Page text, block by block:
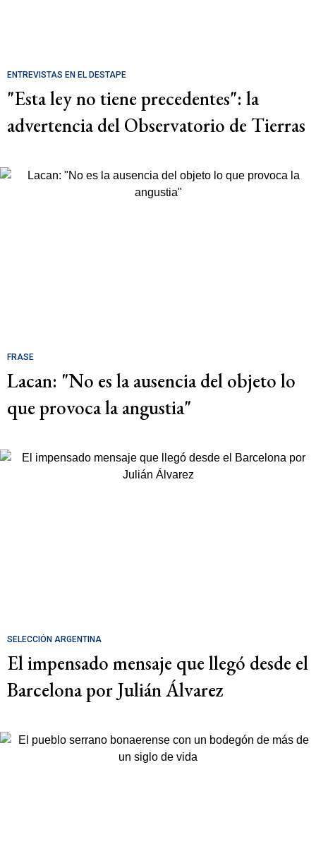
ENTREVISTAS EN EL DESTAPE
"Esta ley no tiene precedentes": la
advertencia del Observatorio de Tierras
FRASE
Lacan: "No es la ausencia del objeto lo
que provoca la angustia"
SELECCIÓN ARGENTINA
El impensado mensaje que llegó desde el
Barcelona por Julián Álvarez